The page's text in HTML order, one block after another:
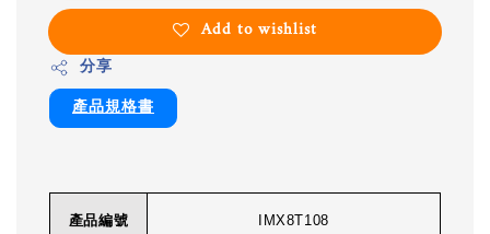
Add to wishlist
分享
產品規格書
產品編號 IMX8T108